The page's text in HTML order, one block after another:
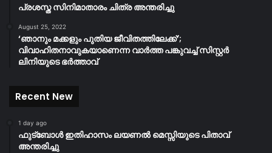
പ്രശസ്ത സിനിമാതാരം ചിത്ര അന്തരിച്ചു
August 25, 2022
‘ഞാനും മക്കളും പുതിയ ജീവിതത്തിലേക്ക്’;
വിവാഹിതനാവുകയാണെന്ന വാർത്ത പങ്കുവച്ച് സിസ്റ്റർ
ലിനിയുടെ ഭർത്താവ്
Recent New
1 day ago
ഫുട്ബോൾ ഇതിഹാസം ലയണൽ മെസ്സിയുടെ പിതാവ്
അന്തരിച്ചു